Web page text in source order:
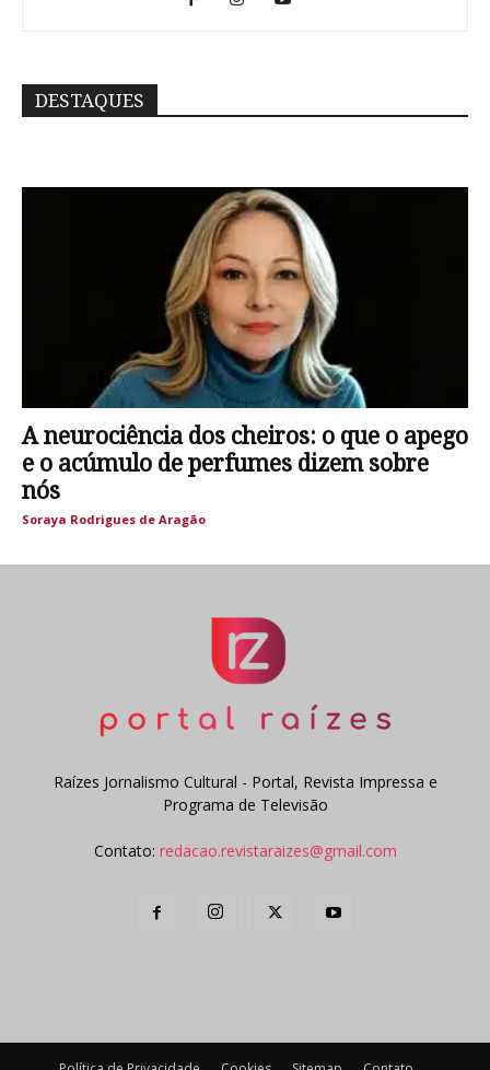
DESTAQUES
A neurociência dos cheiros: o que o apego
e o acúmulo de perfumes dizem sobre
nós
Soraya Rodrigues de Aragão
Raízes Jornalismo Cultural - Portal, Revista Impressa e
Programa de Televisão
Contato: redacao.revistaraizes@gmail.com